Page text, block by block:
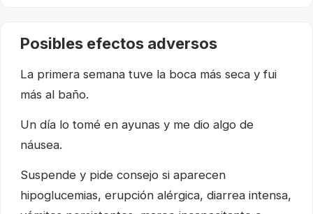
Posibles efectos adversos
La primera semana tuve la boca más seca y fui
más al baño.
Un día lo tomé en ayunas y me dio algo de
náusea.
Suspende y pide consejo si aparecen
hipoglucemias, erupción alérgica, diarrea intensa,